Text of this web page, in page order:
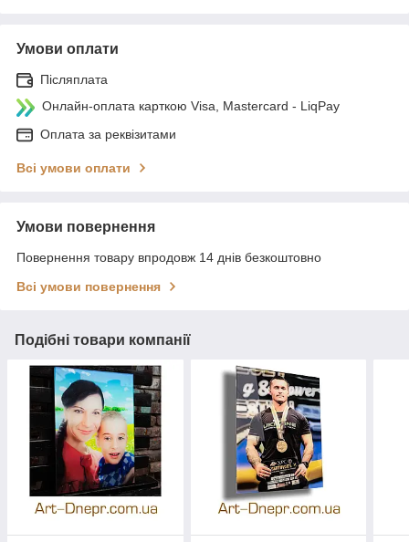
Умови оплати
Післяплата
Онлайн-оплата карткою Visa, Mastercard - LiqPay
Оплата за реквізитами
Всі умови оплати
Умови повернення
Повернення товару впродовж 14 днів безкоштовно
Всі умови повернення
Подібні товари компанії